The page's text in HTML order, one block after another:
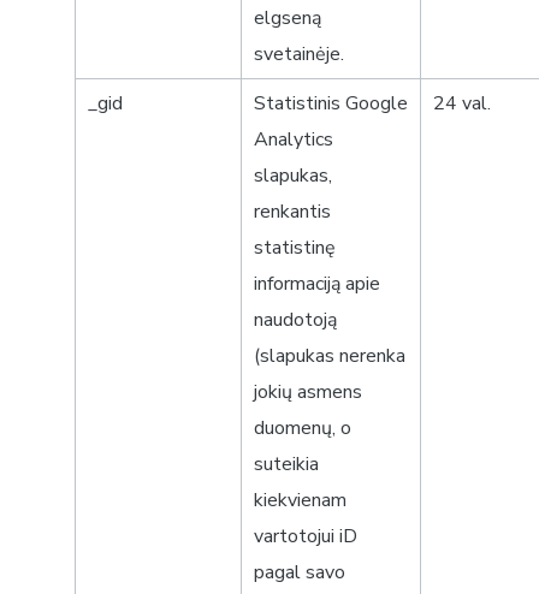
elgseną
svetainėje.
_gid StatistinisGoogle
Analytics
slapukas,
renkantis
statistinę
informaciją apie
naudotoją
(slapukas nerenka
jokių asmens
duomenų, o
suteikia
kiekvienam
vartotojui iD
pagal savo
24 val.